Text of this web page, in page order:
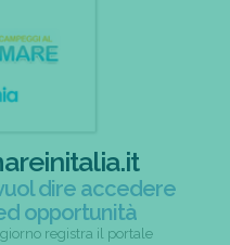
dire accedere
opportunità
registra il portale